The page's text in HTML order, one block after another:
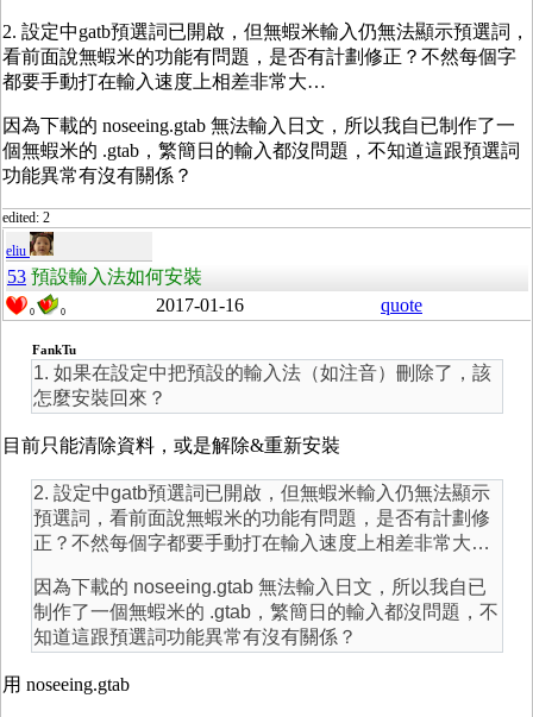
2. 設定中gatb預選詞已開啟，但無蝦米輸入仍無法顯示預選詞，
看前面說無蝦米的功能有問題，是否有計劃修正？不然每個字
都要手動打在輸入速度上相差非常大…
因為下載的 noseeing.gtab 無法輸入日文，所以我自已制作了一
個無蝦米的 .gtab，繁簡日的輸入都沒問題，不知道這跟預選詞
功能異常有沒有關係？
edited: 2
eliu
53 預設輸入法如何安裝
0 0 2017-01-16 quote
FankTu
1. 如果在設定中把預設的輸入法（如注音）刪除了，該
怎麼安裝回來？
目前只能清除資料，或是解除&重新安裝
2. 設定中gatb預選詞已開啟，但無蝦米輸入仍無法顯示
預選詞，看前面說無蝦米的功能有問題，是否有計劃修
正？不然每個字都要手動打在輸入速度上相差非常大…
因為下載的 noseeing.gtab 無法輸入日文，所以我自已
制作了一個無蝦米的 .gtab，繁簡日的輸入都沒問題，不
知道這跟預選詞功能異常有沒有關係？
用 noseeing.gtab